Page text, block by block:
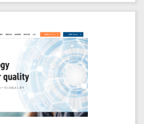
テキストマイニングツール>
VOC分析ツール> BIツール>
ETLツール> 音声合成ツール>
AI翻訳サービス>
アノテーションツール>
ログ管理シス
テム
クラウド型セ
キュリティカメ
ラ
メールセキュ
リティ